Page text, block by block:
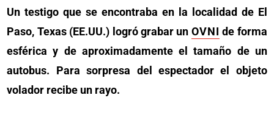
Un testigo que se encontraba en la localidad de El
Paso, Texas (EE.UU.) logró grabar un OVNI de forma
esférica y de aproximadamente el tamaño de un
autobus. Para sorpresa del espectador el objeto
volador recibe un rayo.